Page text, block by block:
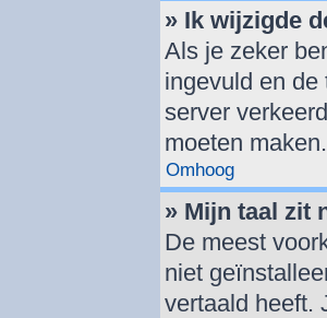
» Ik wijzigde
Als je zeker
ingevuld en
server
moeten maken.
Omhoog
» Mijn taal zit
De meest
niet
vertaald heeft.